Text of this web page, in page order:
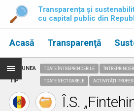
Transparența și
cu capital public din
Acasă Transparenţă
REGIUNEA
TIP
TOATE ÎNTREPRINDERILE
TOATE SECTOARELE ACTIVITĂȚI
Î.S.